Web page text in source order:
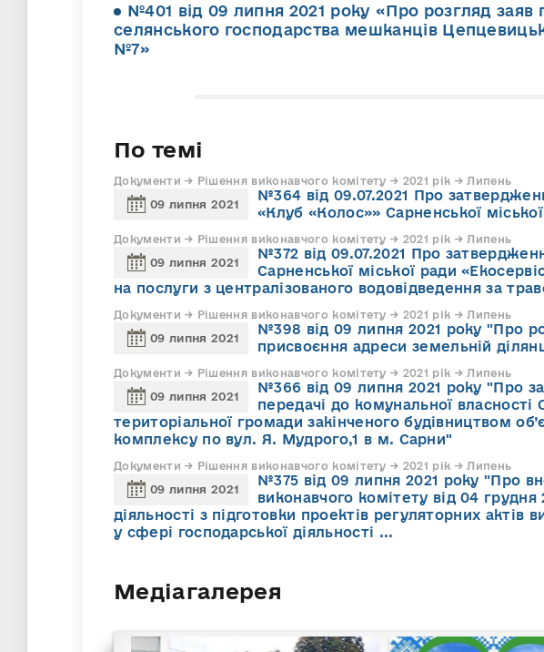
№401 від 09 липня 2021 року «Про розгляд заяв
селянського господарства мешканців
№7»
По темі
Документи → Рішення виконавчого комітету → 2021 рік → Липень
09 липня 2021
№364 від 09.07.2021 Про
«Клуб «Колос»» Сарненської
Документи → Рішення виконавчого комітету → 2021 рік → Липень
09 липня 2021
№372 від 09.07.2021 Про
Сарненської міської ради
на послуги з централізованого водовідведення за
Документи → Рішення виконавчого комітету → 2021 рік → Липень
09 липня 2021
№398 від 09 липня 2021 року "Про
присвоєння адреси земельній
Документи → Рішення виконавчого комітету → 2021 рік → Липень
09 липня 2021
№366 від 09 липня 2021 року "Про
передачі до комунальної власності
територіальної громади закінченого будівництвом
комплексу по вул. Я. Мудрого,1 в м. Сарни"
Документи → Рішення виконавчого комітету → 2021 рік → Липень
09 липня 2021
№375 від 09 липня 2021 року "Про
виконавчого комітету від 04
діяльності з підготовки проектів регуляторних актів
у сфері господарської діяльності ...
Медіагалерея